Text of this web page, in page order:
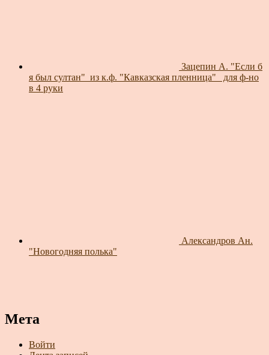
Зацепин А. "Если б
я был султан"_из к.ф. "Кавказская пленница"_ для ф-но
в 4 руки
Александров Ан.
"Новогодняя полька"
Мета
Войти